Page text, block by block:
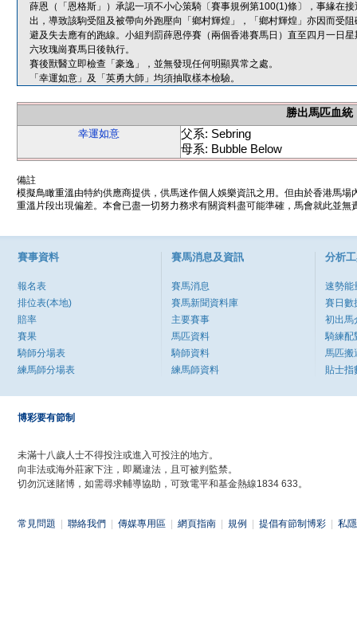
薛恩（「恩格斯」）承認一項不小心策騎〔賽事規例第100(1)條〕，事緣在
出，導致該駒受阻及被帶向外跑壓向「鄉村輝煌」，「鄉村輝煌」亦因而受
避及失去應有的跑線。小組判罰薛恩停賽（兩個香港賽馬日）直至四月一日
六玫瑰崗賽馬日後執行。
賽後獸醫立即檢查「豪逸」，並無發現任何明顯異常之處。
「幸運如意」及「英勇大師」均須抽取樣本檢驗。
勝出馬匹血統
幸運如意
父系: Sebring
母系: Bubble Below
備註
模擬鳥瞰重溫由特約供應商提供，供馬迷作個人娛樂資訊之用。但由於香港馬
重溫片段出現偏差。本會已盡一切努力務求有關資料盡可能準確，馬會就此並
賽事資料
報名表
排位表(本地)
賠率
賽果
騎師分場表
練馬師分場表
賽馬消息及資訊
賽馬消息
賽馬新聞資料庫
主要賽事
馬匹資料
騎師資料
練馬師資料
分析
速勢能
賽日數
初出馬
騎練配
馬匹搬
貼士指
博彩要有節制
未滿十八歲人士不得投注或進入可投注的地方。
向非法或海外莊家下注，即屬違法，且可被判監禁。
切勿沉迷賭博，如需尋求輔導協助，可致電平和基金熱線1834 633。
常見問題 聯絡我們 傳媒專用區 網頁指南 規例 提倡有節制博彩 私